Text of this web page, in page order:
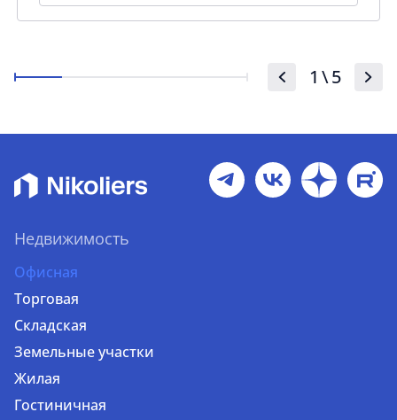
1 \5
Недвижимость
Офисная
Торговая
Складская
Земельные участки
Жилая
Гостиничная